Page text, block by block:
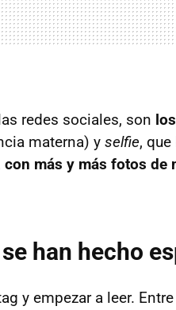
redes sociales, son los
materna) y selfie,
con más y más fotos de
han hecho
y empezar a leer.